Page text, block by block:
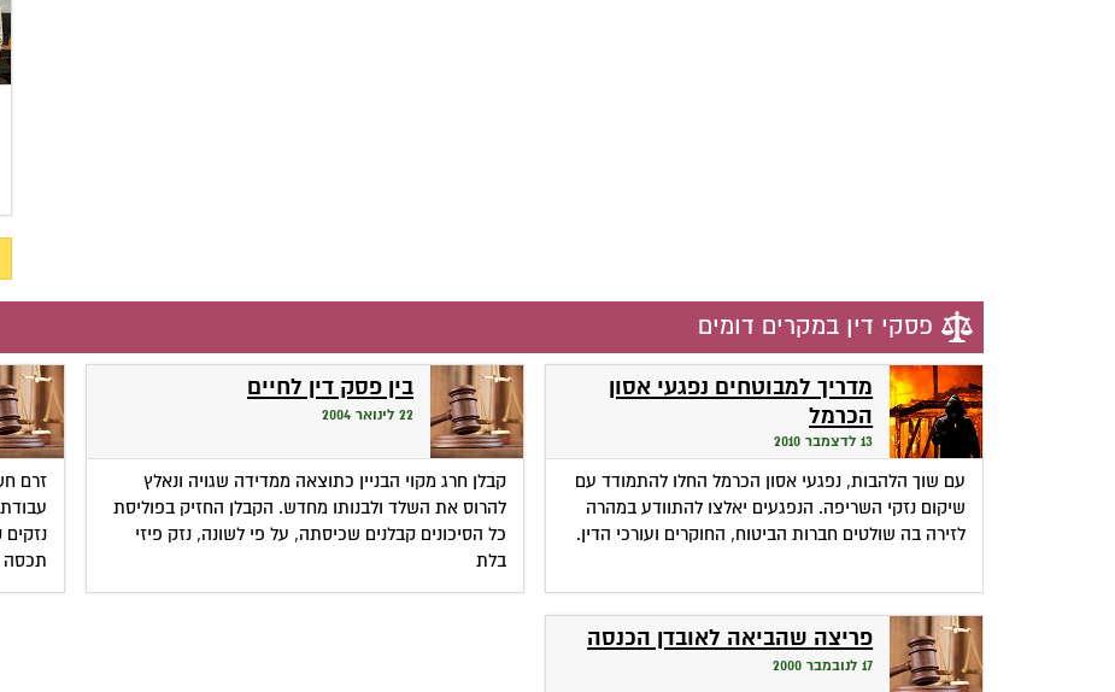
פסקי דין במקרים דומים
מדריך למבוטחים נפגעי אסון
הכרמל
13 לדצמבר 2010
עם שוך הלהבות, נפגעי אסון הכרמל החלו להתמודד עם
שיקום נזקי השריפה. הנפגעים יאלצו להתוודע במהרה
לזירה בה שולטים חברות הביטוח, החוקרים ועורכי הדין.
בין פסק דין לחיים
22 לינואר 2004
קבלן חרג מקוי הבניין כתוצאה ממדידה שגויה ונאלץ
להרוס את השלד ולבנותו מחדש. הקבלן החזיק בפוליסת
כל הסיכונים קבלנים שכיסתה, על פי לשונה, נזק פיזי
בלת
זרם
תכסה
פריצה שהביאה לאובדן הכנסה
17 לנובמבר 2000